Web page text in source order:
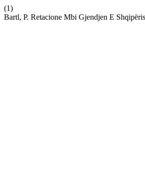
(1)
Bartl, P. Retacione Mbi Gjendjen E